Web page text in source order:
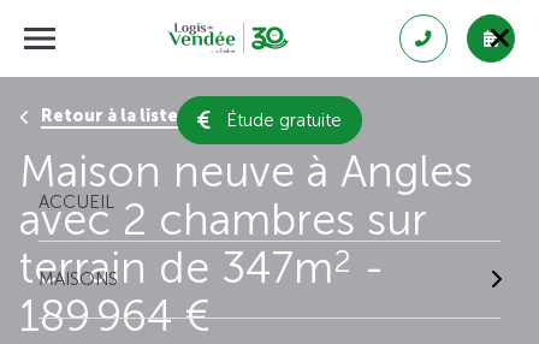
Étude gratuite
ACCUEIL
MAISONS
Retour à la liste des résultats
Maison neuve à Angles
avec 2 chambres sur
terrain de 347m2 -
189 964 €